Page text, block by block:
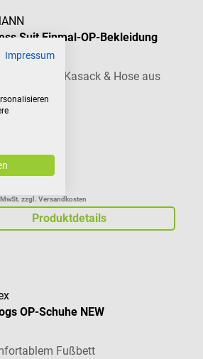
Suit Einmal-OP-Bekleidung
Set mit Kasack & Hose aus
zzgl. Versandkosten
Produktdetails
OP-Schuhe NEW
Fußbett
Impressum